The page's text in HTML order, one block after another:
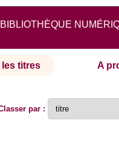
BIBLIOTHÈQUE
titres A
par :